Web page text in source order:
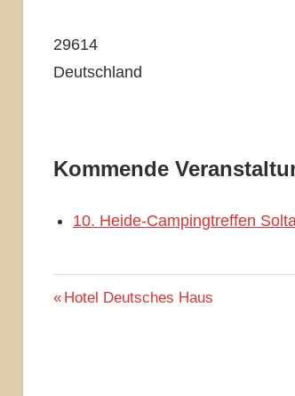
29614
Deutschland
Kommende
10. Heide-Campingtreffen
Beitragsnavigation
Vorheriger
Hotel Deutsches Haus